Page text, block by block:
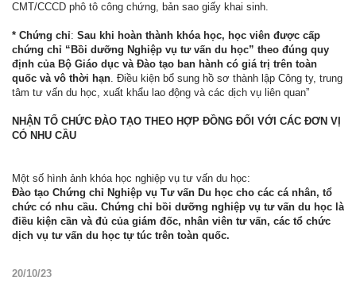
CMT/CCCD phô tô công chứng, bản sao giấy khai sinh.
* Chứng chỉ: Sau khi hoàn thành khóa học, học viên được cấp
chứng chỉ “Bồi dưỡng Nghiệp vụ tư vấn du học” theo đúng quy
định của Bộ Giáo dục và Đào tạo ban hành có giá trị trên toàn
quốc và vô thời hạn. Điều kiện bổ sung hồ sơ thành lập Công ty, trung
tâm tư vấn du học, xuất khẩu lao động và các dịch vụ liên quan”
NHẬN TỔ CHỨC ĐÀO TẠO THEO HỢP ĐỒNG ĐỐI VỚI CÁC ĐƠN VỊ
CÓ NHU CẦU
Một số hình ảnh khóa học nghiệp vụ tư vấn du học:
Đào tạo Chứng chỉ Nghiệp vụ Tư vấn Du học cho các cá nhân, tổ
chức có nhu cầu. Chứng chỉ bồi dưỡng nghiệp vụ tư vấn du học là
điều kiện cần và đủ của giám đốc, nhân viên tư vấn, các tổ chức
dịch vụ tư vấn du học tự túc trên toàn quốc.
20/10/23